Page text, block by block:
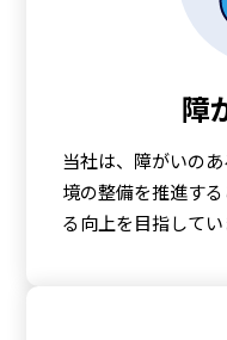
障
当社は、障がいの
境の整備を推進す
る向上を目指してい